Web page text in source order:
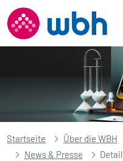
Startseite Über die WBH
News & Presse
Detail